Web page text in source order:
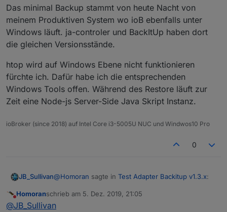
Das minimal Backup stammt von heute Nacht von
meinem Produktiven System wo ioB ebenfalls unter
Windows läuft. ja-controler und BackItUp haben dort
die gleichen Versionsstände.
htop wird auf Windows Ebene nicht funktionieren
fürchte ich. Dafür habe ich die entsprechenden
Windows Tools offen. Während des Restore läuft zur
Zeit eine Node-js Server-Side Java Skript Instanz.
ioBroker (since 2018) auf Intel Core i3-5005U NUC und Windwos10 Pro
0
JB_Sullivan@Homoran sagte in Test Adapter Backitup v1.3.x:
Nicht stören
Homoranschrieb am 5. Dez. 2019, 21:05
zuletzt editiert von
@JB_Sullivan